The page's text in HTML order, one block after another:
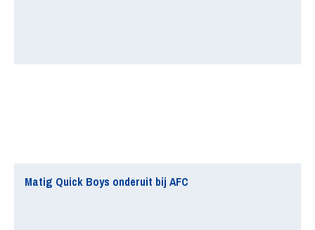
Matig Quick Boys onderuit bij AFC